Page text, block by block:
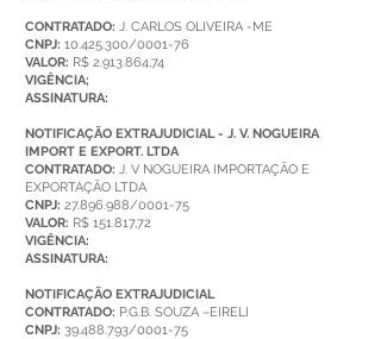
CONTRATADO: J. CARLOS OLIVEIRA -ME
CNPJ: 10.425.300/0001-76
VALOR: R$ 2.913.864,74
VIGÊNCIA;
ASSINATURA:
NOTIFICAÇÃO EXTRAJUDICIAL - J. V. NOGUEIRA
IMPORT E EXPORT. LTDA
CONTRATADO: J. V NOGUEIRA IMPORTAÇÃO E
EXPORTAÇÃO LTDA
CNPJ: 27.896.988/0001-75
VALOR: R$ 151.817,72
VIGÊNCIA:
ASSINATURA:
NOTIFICAÇÃO EXTRAJUDICIAL
CONTRATADO: P.G.B. SOUZA –EIRELI
CNPJ: 39.488.793/0001-75